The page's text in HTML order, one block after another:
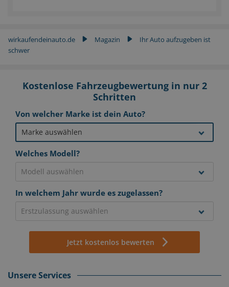
wirkaufendeinauto.de Magazin
Ihr Auto aufzugeben ist
schwer
Kostenlose Fahrzeugbewertung in nur 2
Schritten
Von welcher Marke ist dein Auto?
Welches Modell?
In welchem Jahr wurde es zugelassen?
Jetzt kostenlos bewerten
Unsere Services